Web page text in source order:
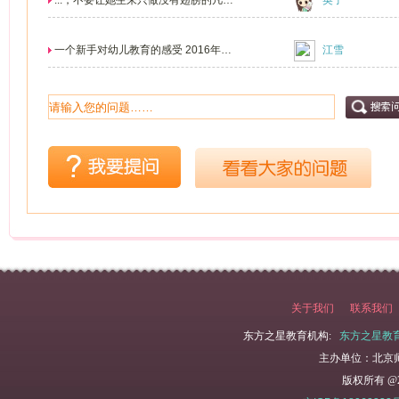
一个新手对幼儿教育的感受 2016年我 江雪
关于我们 联系我们
东方之星教育机构:
东方之星教
主办单位：北京
版权所有